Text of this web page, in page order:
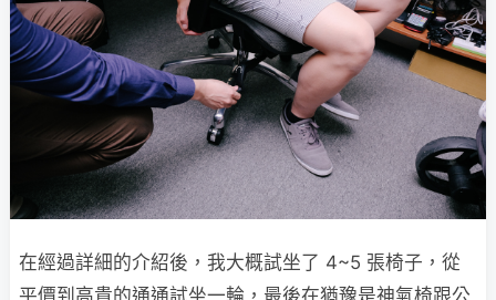
在經過詳細的介紹後，我大概試坐了 4~5 張椅子，從